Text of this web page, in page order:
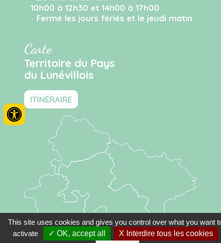
10h00 à 12h30 et 14h00 à 17h00
- Fermé les jours fériés et le jeudi matin
Carte
Territoire du Pays
du Lunévillois
ITINÉRAIRE
This site uses cookies and gives you control over what you want
activate
✓ OK, accept all X Interdire tous les cookies